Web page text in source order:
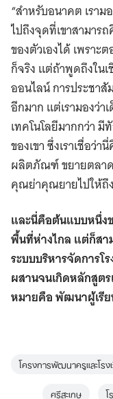
“สำหรับอนาคต เรา
ไปถึงจุดที่เขาสามา
ของตัวเองได้ เพราะ
ก็จริง แต่ถ้าพูดถึงใน
ออนไลน์ การประชา
อีกมาก แต่เรามองว่า
เทคโนโลยีมากกว่า
ของเขา ซึ่งเราเชื่อว่
ผลิตภัณฑ์ ขยายตลาด
คุณย่าคุณยายไปให้ถึ
และนี่คือต้นแบบหนึ่ง
พื้นที่ห่างไกล แต่ก็ส
ระบบบริหารจัดการโ
ผสานจนเกิดหลักสูตร
หมายคือ พัฒนาผู้เรีย
โครงการพัฒนาครูและโร
ศรีสะเกษ